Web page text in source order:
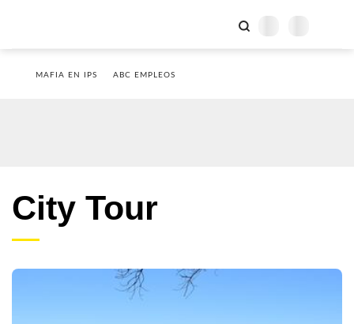
MAFIA EN IPS ABC EMPLEOS
City Tour